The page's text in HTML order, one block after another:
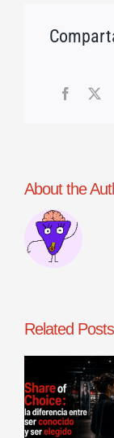
X
About the
Related Posts
la